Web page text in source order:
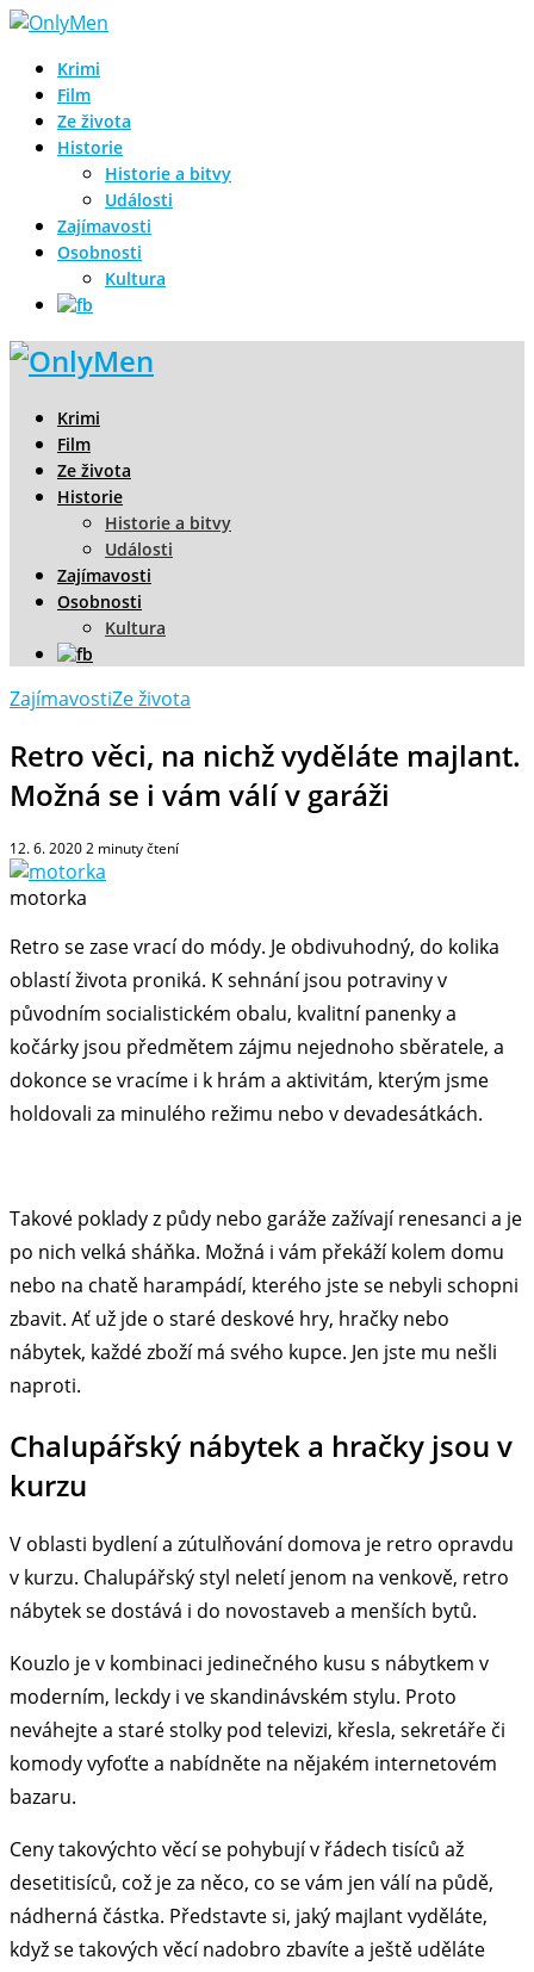
Krimi
Film
Ze života
Historie
Historie a bitvy
Události
Zajímavosti
Osobnosti
Kultura
Krimi
Film
Ze života
Historie
Historie a bitvy
Události
Zajímavosti
Osobnosti
Kultura
ZajímavostiZe života
Retro věci, na nichž vyděláte majlant.
Možná se i vám válí v garáži
12. 6. 20202 minuty čtení
motorka
Retro se zase vrací do módy. Je obdivuhodný, do kolika
oblastí života proniká. K sehnání jsou potraviny v
původním socialistickém obalu, kvalitní panenky a
kočárky jsou předmětem zájmu nejednoho sběratele, a
dokonce se vracíme i k hrám a aktivitám, kterým jsme
holdovali za minulého režimu nebo v devadesátkách.
Takové poklady z půdy nebo garáže zažívají renesanci a je
po nich velká sháňka. Možná i vám překáží kolem domu
nebo na chatě harampádí, kterého jste se nebyli schopni
zbavit. Ať už jde o staré deskové hry, hračky nebo
nábytek, každé zboží má svého kupce. Jen jste mu nešli
naproti.
Chalupářský nábytek a hračky jsou v
kurzu
V oblasti bydlení a zútulňování domova je retro opravdu
v kurzu. Chalupářský styl neletí jenom na venkově, retro
nábytek se dostává i do novostaveb a menších bytů.
Kouzlo je v kombinaci jedinečného kusu s nábytkem v
moderním, leckdy i ve skandinávském stylu. Proto
neváhejte a staré stolky pod televizi, křesla, sekretáře či
komody vyfoťte a nabídněte na nějakém internetovém
bazaru.
Ceny takovýchto věcí se pohybují v řádech tisíců až
desetitisíců, což je za něco, co se vám jen válí na půdě,
nádherná částka. Představte si, jaký majlant vyděláte,
když se takových věcí nadobro zbavíte a ještě uděláte